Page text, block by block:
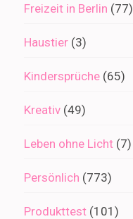
Freizeit in Berlin (77)
Haustier (3)
Kindersprüche (65)
Kreativ (49)
Leben ohne Licht (7)
Persönlich (773)
Produkttest (101)